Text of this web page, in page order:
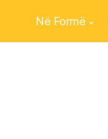
Në Formë